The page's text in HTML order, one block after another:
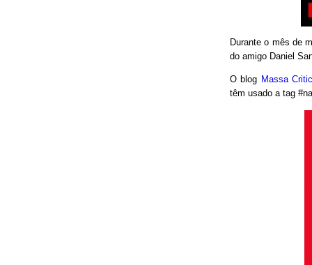
Durante o mês de
do amigo Daniel
O blog Massa
têm usado a tag